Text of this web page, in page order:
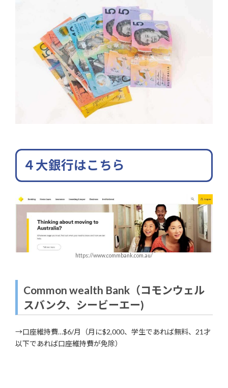
４大銀行はこちら
https://www.commbank.com.au/
Common wealth Bank（コモンウェル
スバンク、シービーエー)
→口座維持費…$6/月（月に$2,000、学生であれば無料、21才
以下であれば口座維持費が免除）